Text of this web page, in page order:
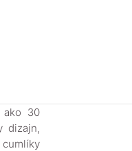
ako 30
dizajn,